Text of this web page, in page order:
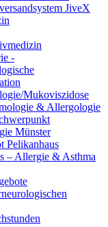
JiveX
-
Mukoviszidose
& Allergologie
Münster
Pelikanhaus
– Allergie & Asthma